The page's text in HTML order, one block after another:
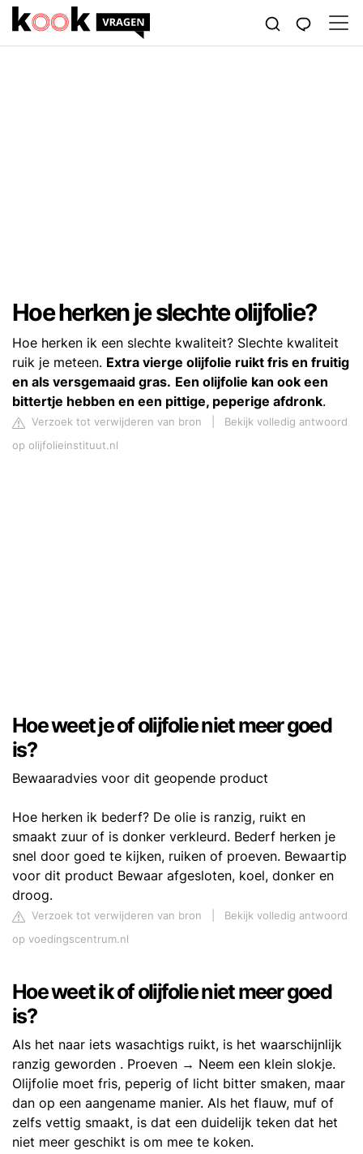
Hoe herken je slechte olijfolie?
Hoe herken ik een slechte kwaliteit? Slechte kwaliteit
ruik je meteen. Extra vierge olijfolie ruikt fris en fruitig
en als versgemaaid gras. Een olijfolie kan ook een
bittertje hebben en een pittige, peperige afdronk.
Verzoek tot verwijderen van bron
Bekijk volledig antwoord
op olijfolieinstituut.nl
Hoe weet je of olijfolie niet meer goed
is?
Bewaaradvies voor dit geopende product
Hoe herken ik bederf? De olie is ranzig, ruikt en
smaakt zuur of is donker verkleurd. Bederf herken je
snel door goed te kijken, ruiken of proeven. Bewaartip
voor dit product Bewaar afgesloten, koel, donker en
droog.
Verzoek tot verwijderen van bron
Bekijk volledig antwoord
op voedingscentrum.nl
Hoe weet ik of olijfolie niet meer goed
is?
Als het naar iets wasachtigs ruikt, is het waarschijnlijk
ranzig geworden . Proeven → Neem een ​​klein slokje.
Olijfolie moet fris, peperig of licht bitter smaken, maar
dan op een aangename manier. Als het flauw, muf of
zelfs vettig smaakt, is dat een duidelijk teken dat het
niet meer geschikt is om mee te koken.